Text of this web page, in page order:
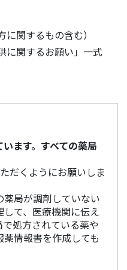
関するもの含む）
関するお願い」一式
います。すべての薬局
だくようにお願いしま
薬局が調剤していない
て、医療機関に伝え
処方されている薬や
情報書を作成しても